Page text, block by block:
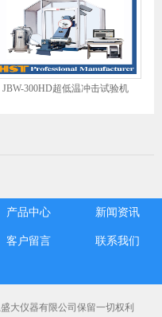
JBW-300HD超低温冲击试验机
产品中心 新闻资讯
客户留言 联系我们
大仪器有限公司保留一切权利